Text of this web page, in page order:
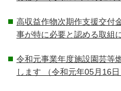
高収益作物次期作支援交付
事が特に必要と認める取組
令和元事業年度施設園芸等
します （令和元年05月16日